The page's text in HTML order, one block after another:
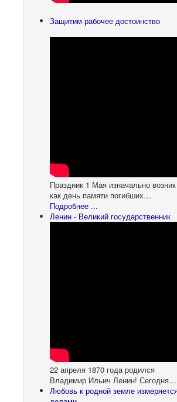
Защитим рабочее достоинство
Праздник 1 Мая изначально возник
как день памяти погибших…
Подробнее ...
Ленин - Великий государственник
22 апреля 1870 года родился
Владимир Ильич Ленин! Сегодня…
Любовь к родной земле